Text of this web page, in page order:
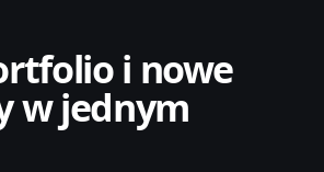
i nowe
w jednym